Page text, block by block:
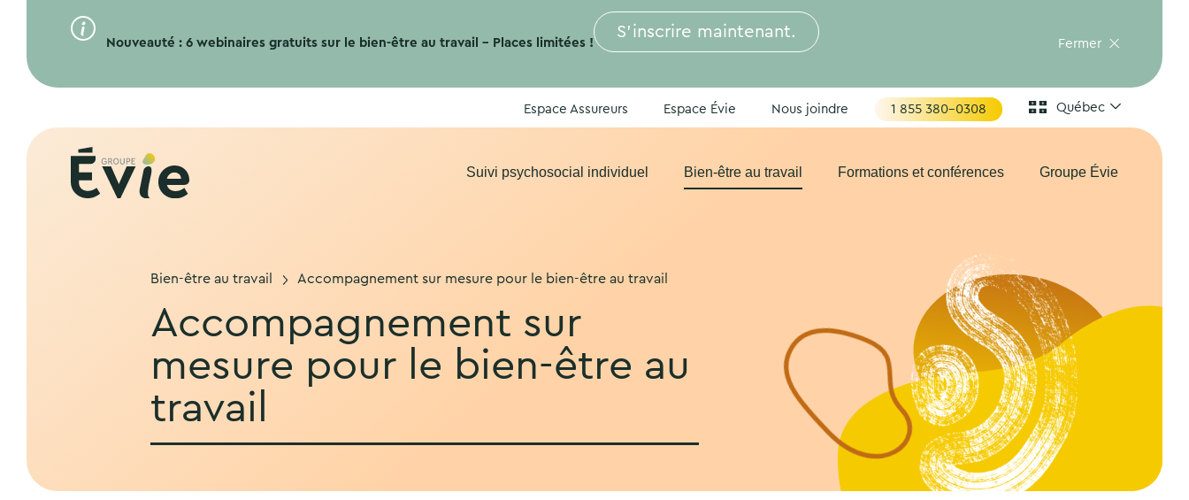
Nouveauté : 6 webinaires gratuits sur le bien-être au travail – Places limitées !
S’inscrire maintenant.
Fermer
Espace Assureurs Espace Évie Nous joindre 1 855 380-0308 Québec
Suivi psychosocial individuel Bien-être au travail Formations et conférences Groupe Évie
Bien-être au travail Accompagnement sur mesure pour le bien-être au travail
Accompagnement sur
mesure pour le bien-être au
travail